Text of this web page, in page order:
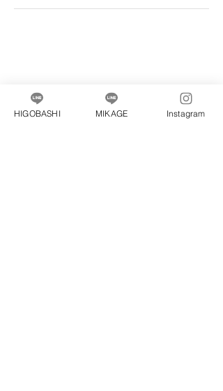
Amour healthcare pilates studio
Amour MIKAGE
HIGOBASHI MIKAGE Instagram